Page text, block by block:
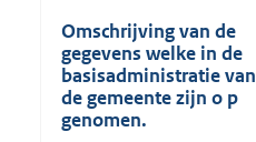
Omschrijving van de
gegevens welke in de
basisadministratie van
de gemeente zijn o p
genomen.